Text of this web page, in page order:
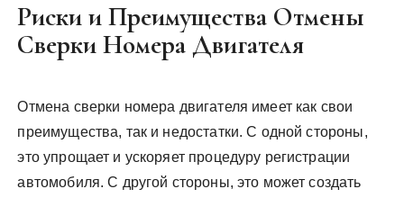
Риски и Преимущества Отмены
Сверки Номера Двигателя
Отмена сверки номера двигателя имеет как свои
преимущества, так и недостатки. С одной стороны,
это упрощает и ускоряет процедуру регистрации
автомобиля. С другой стороны, это может создать